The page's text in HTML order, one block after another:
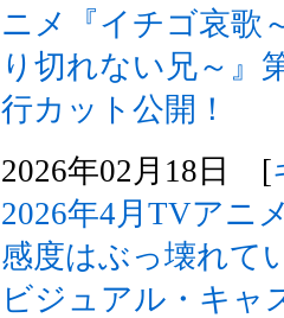
ニメ『イチゴ哀歌
り切れない兄～
行カット公開！
2026年02月18日 [
2026年4月TVアニ
感度はぶっ壊れて
ビジュアル・キャ